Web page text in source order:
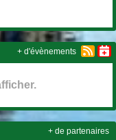
+ d'évènements
+ de partenaires